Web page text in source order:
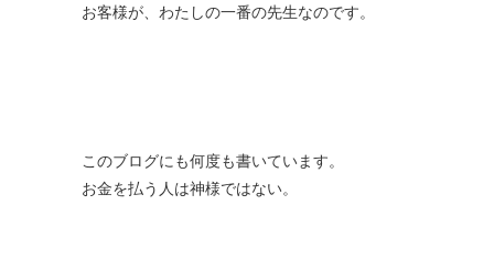
お客様が、わたしの一番の先生なのです。
このブログにも何度も書いています。
お金を払う人は神様ではない。